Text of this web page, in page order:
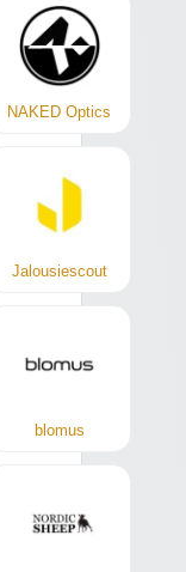
NAKED Optics
Jalousiescout
blomus